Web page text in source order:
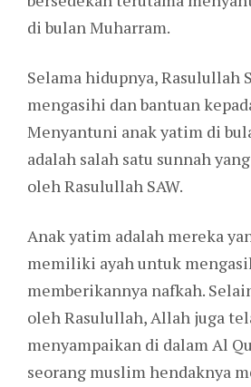
di bulan Muharram.
Selama hidupnya, Rasulullah
mengasihi dan bantuan
Menyantuni anak yatim di
adalah salah satu sunnah
oleh Rasulullah SAW.
Anak yatim adalah mereka
memiliki ayah untuk
memberikannya nafkah.
oleh Rasulullah, Allah juga
menyampaikan di dalam Al
seorang muslim hendaknya